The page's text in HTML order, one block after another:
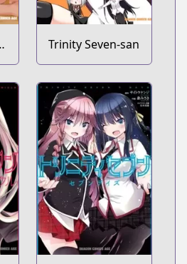
Trinity Seven-san